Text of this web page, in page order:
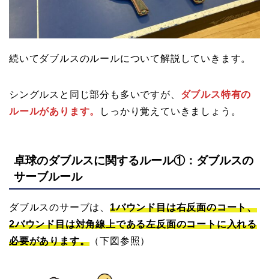
続いてダブルスのルールについて解説していきます。
シングルスと同じ部分も多いですが、 ダブルス特有の
ルールがあります。
しっかり覚えていきましょう。
卓球のダブルスに関するルール①：ダブルスの
サーブルール
ダブルスのサーブは、 1バウンド目は右反面のコート、
2バウンド目は対角線上である左反面のコートに入れる
必要があります。 （下図参照）